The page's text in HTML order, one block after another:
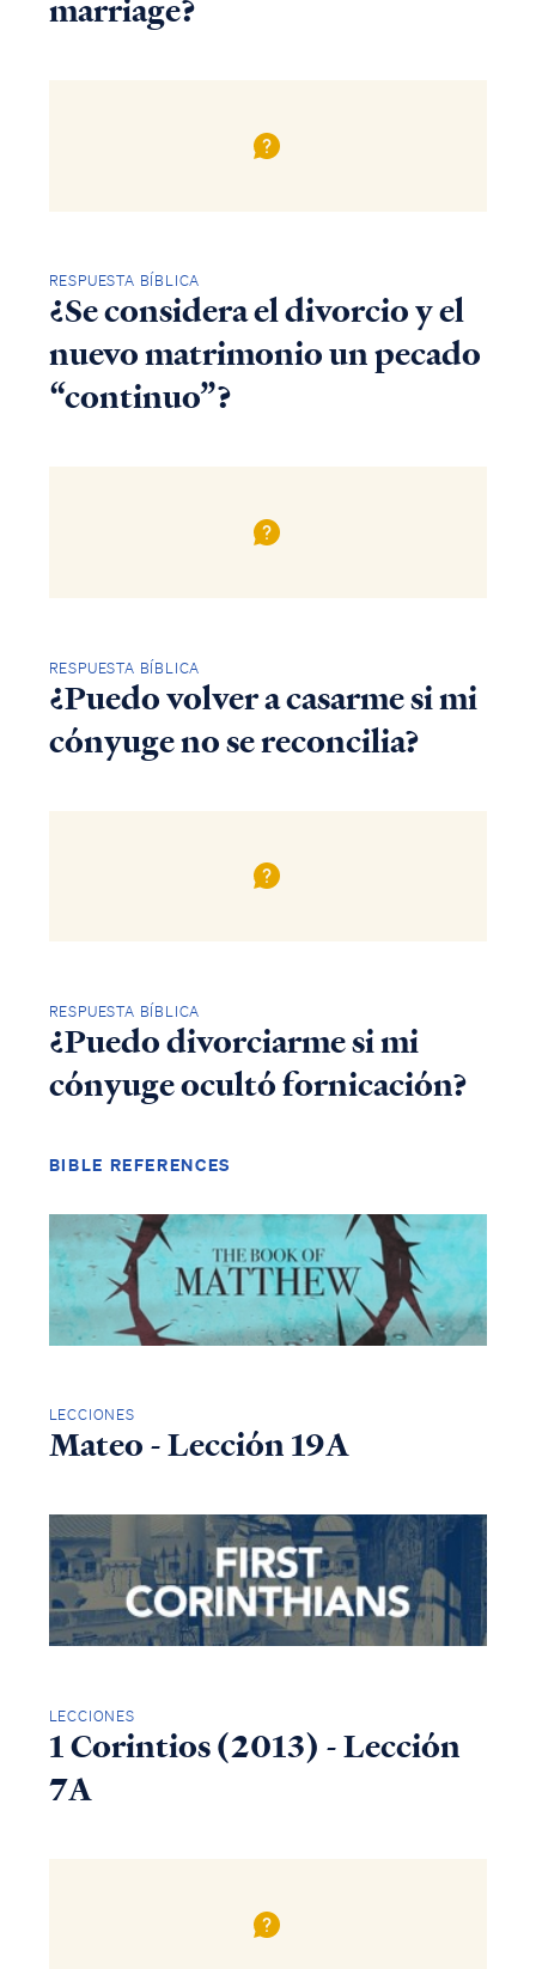
marriage?
RESPUESTA BÍBLICA
¿Se considera el divorcio y el
nuevo matrimonio un pecado
“continuo”?
RESPUESTA BÍBLICA
¿Puedo volver a casarme si mi
cónyuge no se reconcilia?
RESPUESTA BÍBLICA
¿Puedo divorciarme si mi
cónyuge ocultó fornicación?
BIBLE REFERENCES
LECCIONES
Mateo - Lección 19A
LECCIONES
1 Corintios (2013) - Lección
7A